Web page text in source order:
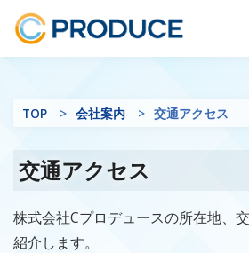
TOP 会社案内 交通アクセス
交通アクセス
株式会社Cプロデュースの所在地、
紹介します。